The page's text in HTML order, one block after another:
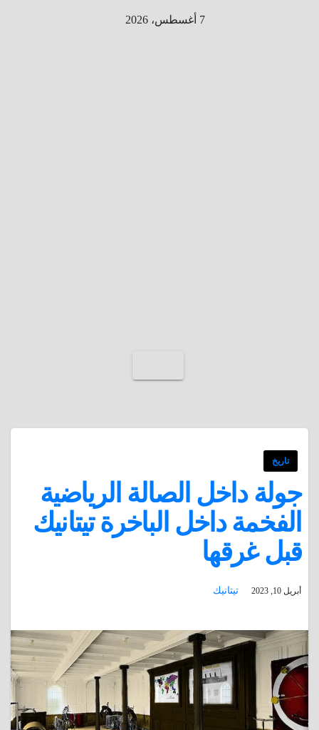
7 أغسطس، 2026
تاريخ
جولة داخل الصالة الرياضية
الفخمة داخل الباخرة تيتانيك
قبل غرقها
أبريل 10, 2023 تيتانيك